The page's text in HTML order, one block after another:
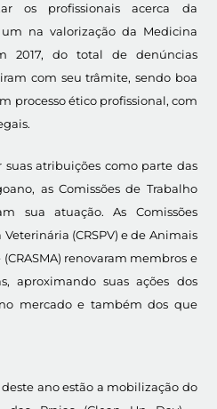
os profissionais acerca da
na valorização da Medicina
2017, do total de denúncias
com seu trâmite, sendo boa
processo ético profissional, com
suas atribuições como parte das
as Comissões de Trabalho
sua atuação. As Comissões
(CRSPV) e de Animais
renovaram membros e
aproximando suas ações dos
mercado e também dos que
ano estão a mobilização do